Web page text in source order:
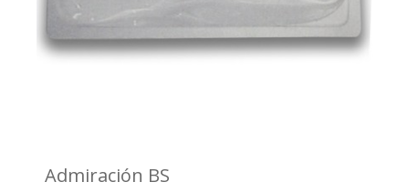
Admiración BS